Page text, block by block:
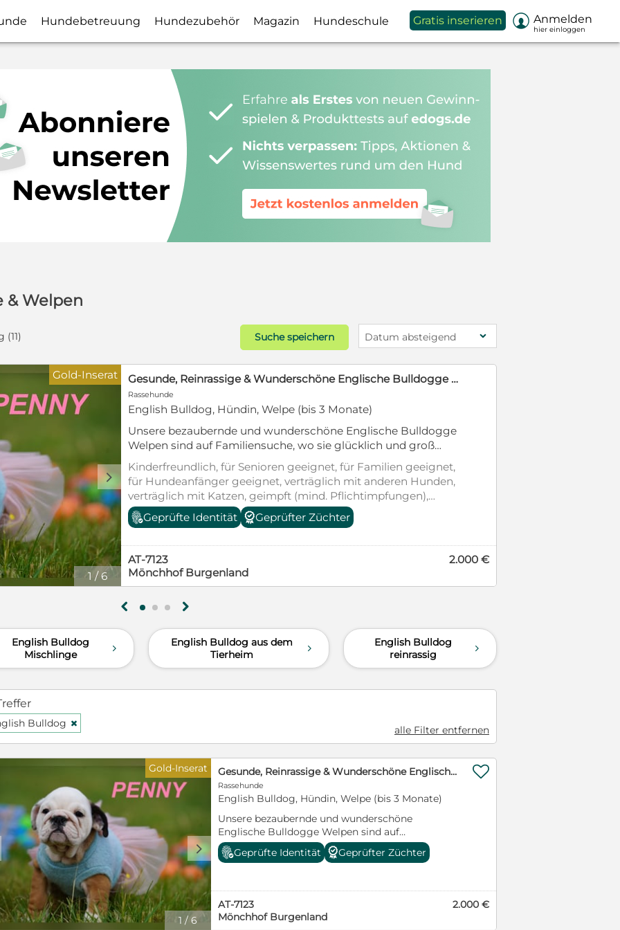
Hundebetreuung Hundezubehör Magazin Hundeschule Gratis inserieren  Anmelden
hier einloggen
& Welpen
Suche speichern Datum absteigend
1/12
d
Gold-Inserat Continental Bulldog Welpen vom Zwieseltal
Rassehunde
English Bulldog, Hündin, 2 Monate
Am 22.06.2026 ist unser \"B\"-Wurf geboren. 2 Mädels suchen
derzeit noch Ihre Familie. Bei Abgabe sind sie 4-fach
entwurmt, gechipt, erhalten Ahnentafeln vom CBD sowie ein
Starterpaket fürs neue Zuhause. Unsere Welpen wachsen im
Haus und im Rudel auf uns sind sämtliche Alltagsgeräusche,
Kinder sowie Katzen gewöhnt. Bei Interesse bitten wir um
telefonische Kontaktaufnahme. Wir geben unseren Welpen
den besten Start ins Leben! Können Sie ihnen das beste Leben
bieten?
Kinderfreundlich, für Senioren geeignet, für Familien geeignet,
für Hundeanfänger geeignet, verträglich mit anderen Hunden,
verträglich mit Katzen, geimpft (mind. Pflichtimpfungen),
entwurmt, gechipt, mit EU-Heimtierausweis, Welpenwurf,
Tierschutzgesetz §11
Geprüfter Züchter
DE-91126
Schwabach Bayern
2.500 €
g h
English Bulldog
Mischlinge
d
English Bulldog aus dem
Tierheim
d
English Bulldog
reinrassig
d
Bulldog H
alle Filter entfernen
1 /6
d
Gold-Inserat Gesunde, Reinrassige & Wunderschöne Englische Bulldogge Welpen
Rassehunde
English Bulldog, Hündin, Welpe (bis 3 Monate)
Unsere bezaubernde und wunderschöne
Englische Bulldogge Welpen sind auf
Familiensuche, wo sie glücklich und groß werden,
kuscheln und toben können. Die Kleinen sollten
mit Familienanschluss mitten im Geschehen auf
und lernen alles kennen (wie Alltagssituationen,
Geräusche, Autofahren und Vieles mehr!). Bei uns

Geprüfte Identität Geprüfter Züchter
AT-7123
Mönchhof Burgenland
2.000 €